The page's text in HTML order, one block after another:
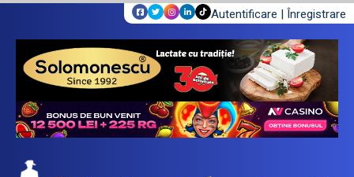
Autentificare | Înregistrare